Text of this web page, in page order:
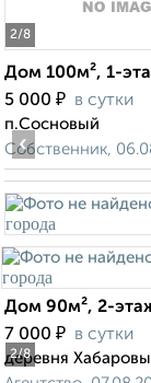
2/8
Дом 100м², 1-
5 000 ₽ в сутки
п.Сосновый
Собственник,
2/8
‹
Дом 90м², 2-
7 000 ₽ в сутки
деревня Хабаровы